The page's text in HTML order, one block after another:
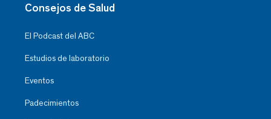
Consejos de Salud
El Podcast del ABC
Estudios de laboratorio
Eventos
Padecimientos